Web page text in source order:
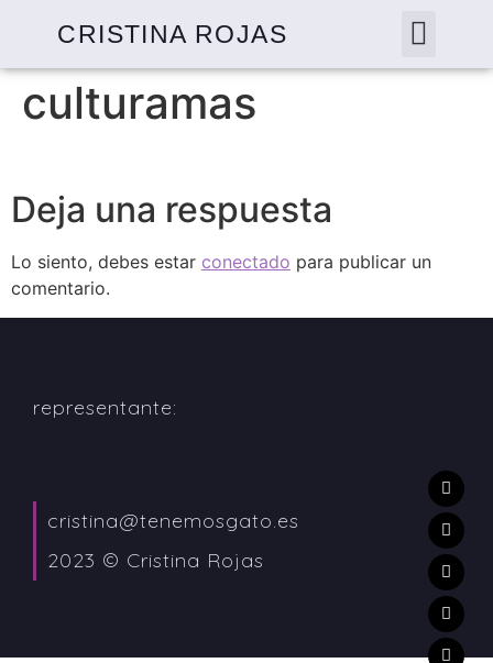
CRISTINA ROJAS
culturamas
Deja una respuesta
Lo siento, debes estar conectado para publicar un
comentario.
representante:
cristina@tenemosgato.es
2023 © Cristina Rojas